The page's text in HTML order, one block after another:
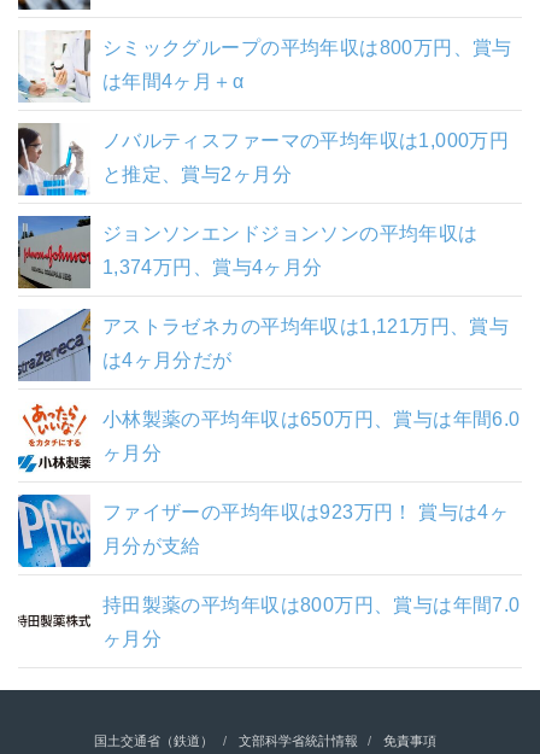
シミックグループの平均年収は800万円、賞与
は年間4ヶ月＋α
ノバルティスファーマの平均年収は1,000万円
と推定、賞与2ヶ月分
ジョンソンエンドジョンソンの平均年収は
1,374万円、賞与4ヶ月分
アストラゼネカの平均年収は1,121万円、賞与
は4ヶ月分だが
小林製薬の平均年収は650万円、賞与は年間6.0
ヶ月分
ファイザーの平均年収は923万円！ 賞与は4ヶ
月分が支給
持田製薬の平均年収は800万円、賞与は年間7.0
ヶ月分
国土交通省（鉄道） 文部科学省統計情報 免責事項